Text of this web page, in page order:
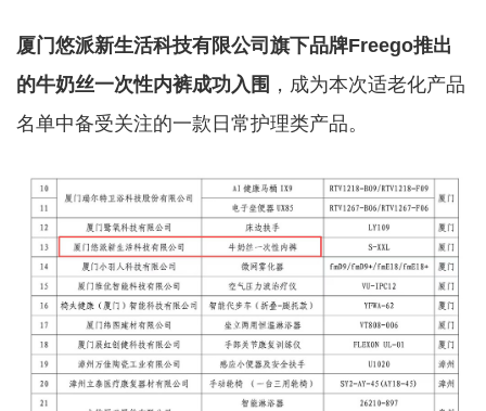
厦门悠派新生活科技有限公司旗下品牌Freego推出
的牛奶丝一次性内裤成功入围 ，成为本次适老化产品
名单中备受关注的一款日常护理类产品。